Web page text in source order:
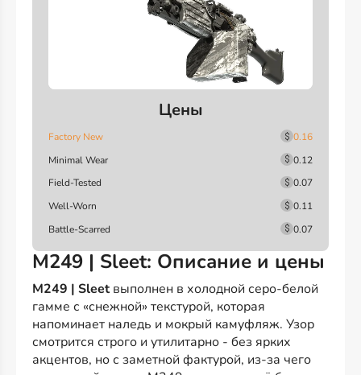
Цены
Factory New
0.16
Minimal Wear
0.12
Field-Tested
0.07
Well-Worn
0.11
Battle-Scarred
0.07
M249 | Sleet: Описание и цены
M249 | Sleetвыполнен в холодной серо-белой
гамме с «снежной» текстурой, которая
напоминает наледь и мокрый камуфляж. Узор
смотрится строго и утилитарно - без ярких
акцентов, но с заметной фактурой, из-за чего